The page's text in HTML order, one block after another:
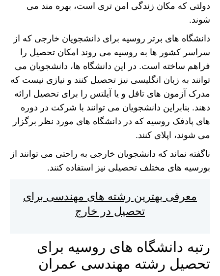
دولتی که مکان زندگی امن تری است، بهره مند می
شوند.
دانشگاه های برتر روسیه برای دانشجویان خارجی که از
سراسر کشور ها به روسیه می روند امکان تحصیل را
فراهم ساخته است. در این دانشگاه ها، دانشجویان می
توانند به زبان انگلیسی نیز تحصیل کنند و نیازی نیست که
مدرک آزمون های تافل و یا آیلتس را برای تحصیل ارائه
دهند. بنابراین دانشجویان می توانند با شرکت در دوره
های پادفک روسیه که در دانشگاه های مورد نظر برگزار
می شوند، اپلای کنند.
ناگفته نماند که دانشجویان خارجی به راحتی می توانند از
بورسیه های مختلف تحصیلی نیز استفاده کنند.
معرفی بهترین رشته های مهندسی برای
تحصیل در خارج
رتبه دانشگاه های روسیه برای
تحصیل رشته مهندسی عمران